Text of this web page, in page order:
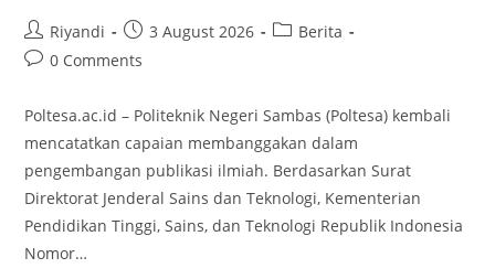
Riyandi 3 August 2026
Berita
0 Comments
Poltesa.ac.id – Politeknik Negeri Sambas (Poltesa) kembali
mencatatkan capaian membanggakan dalam
pengembangan publikasi ilmiah. Berdasarkan Surat
Direktorat Jenderal Sains dan Teknologi, Kementerian
Pendidikan Tinggi, Sains, dan Teknologi Republik Indonesia
Nomor…